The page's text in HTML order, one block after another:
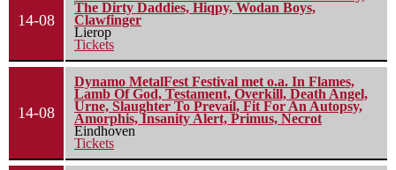
14-08
The Dirty Daddies, Hiqpy, Wodan Boys,
Clawfinger
Lierop
Tickets
14-08
Dynamo MetalFest Festival met o.a. In Flames,
Lamb Of God, Testament, Overkill, Death Angel,
Urne, Slaughter To Prevail, Fit For An Autopsy,
Amorphis, Insanity Alert, Primus, Necrot
Eindhoven
Tickets